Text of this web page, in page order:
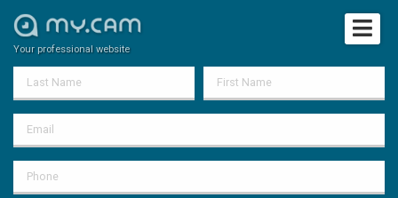
Your professional website